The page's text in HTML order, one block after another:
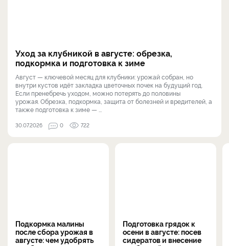
Уход за клубникой в августе: обрезка,
подкормка и подготовка к зиме
Август — ключевой месяц для клубники: урожай собран, но
внутри кустов идёт закладка цветочных почек на будущий год.
Если пренебречь уходом, можно потерять до половины
урожая. Обрезка, подкормка, защита от болезней и вредителей, а
также подготовка к зиме — ...
30.07.2026 0 722
Подкормка малины
после сбора урожая в
августе: чем удобрять
Подготовка грядок к
осени в августе: посев
сидератов и внесение